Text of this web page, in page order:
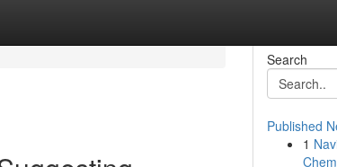
Search
Published
1